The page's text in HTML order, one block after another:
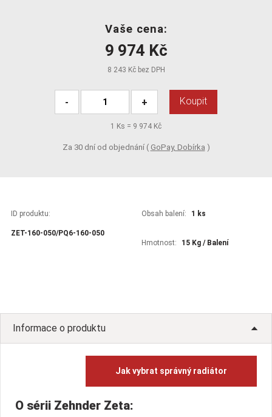
Vaše cena:
9 974 Kč
8 243 Kč bez DPH
- + Koupit
1 Ks = 9 974 Kč
Za 30 dní od objednání ( GoPay, Dobírka )
ID produktu:
ZET-160-050/PQ6-160-050
Obsah balení: 1 ks
Hmotnost: 15 Kg / Balení
Informace o produktu
Jak vybrat správný radiátor
O sérii Zehnder Zeta: